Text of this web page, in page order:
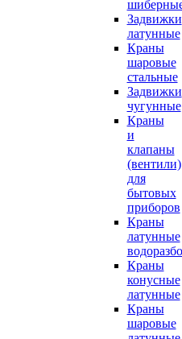
Задвижки
латунные
Краны
шаровые
стальные
Задвижки
чугунные
Краны
и
клапаны
(вентили)
для
бытовых
приборов
Краны
латунные
Краны
конусные
латунные
Краны
шаровые